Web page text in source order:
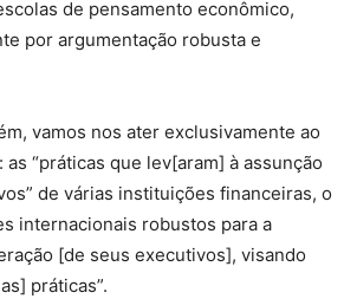
de pensamento econômico,
por argumentação robusta e
vamos nos ater exclusivamente ao
“práticas que lev[aram] à assunção
de várias instituições financeiras, o
internacionais robustos para a
[de seus executivos], visando
práticas”.